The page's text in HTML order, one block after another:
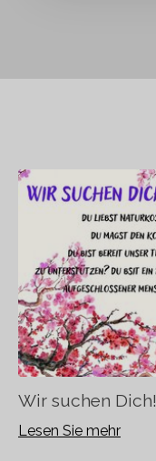
Wir suchen Dich!
Lesen Sie mehr